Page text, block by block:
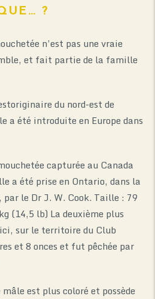
?
n’est pas une vraie
et fait partie de la famille
du nord-est de
a été introduite en Europe dans
capturée au Canada
a été prise en Ontario, dans la
le Dr J. W. Cook. Taille : 79
(14,5 lb) La deuxième plus
sur le territoire du Club
et 8 onces et fut pêchée par
est plus coloré et possède